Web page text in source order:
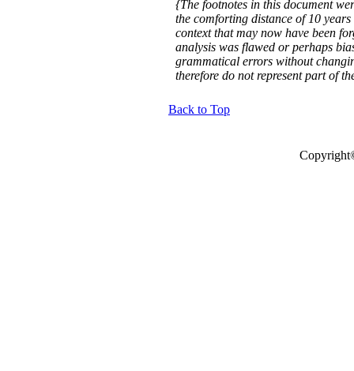
{The footnotes in this document
the comforting distance of 10
context that may now have been
analysis was flawed or perhaps
grammatical errors without
therefore do not represent part of
Back to Top